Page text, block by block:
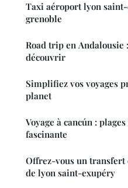
Taxi aéroport lyon
grenoble
Road trip en Andalousie
découvrir
Simplifiez vos voyages
planet
Voyage à cancún :
fascinante
Offrez-vous un
de lyon saint-exupéry